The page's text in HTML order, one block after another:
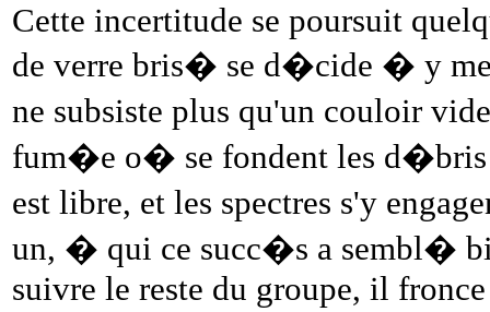
Cette incertitude se poursuit
de verre bris� se d�cide � y
ne subsiste plus qu'un couloir
fum�e o� se fondent les d�bris
est libre, et les spectres s'y
un, � qui ce succ�s a sembl�
suivre le reste du groupe, il